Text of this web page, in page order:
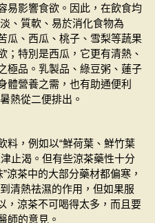
易影響食欲。因此，在飲食均
、質軟、易於消化食物為
瓜、西瓜、桃子、雪梨等蔬果
；特別是西瓜，它更有清熱、
極品。乳製品、綠豆粥、蓮子
體營養之需，也有助通便利
熱從二便排出。
料，例如以“鮮荷葉、鮮竹葉
止渴。但有些涼茶藥性十分
涼茶中的大部分藥材都偏寒，
清熱祛濕的作用，但如果服
，涼茶不可喝得太多，而且要
師的意見。